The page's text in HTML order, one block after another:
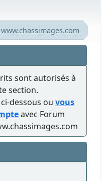
sont autorisés à
section.
dessous ou vous
avec Forum